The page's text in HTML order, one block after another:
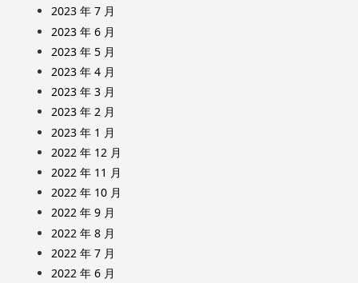
2023 年 7 月
2023 年 6 月
2023 年 5 月
2023 年 4 月
2023 年 3 月
2023 年 2 月
2023 年 1 月
2022 年 12 月
2022 年 11 月
2022 年 10 月
2022 年 9 月
2022 年 8 月
2022 年 7 月
2022 年 6 月